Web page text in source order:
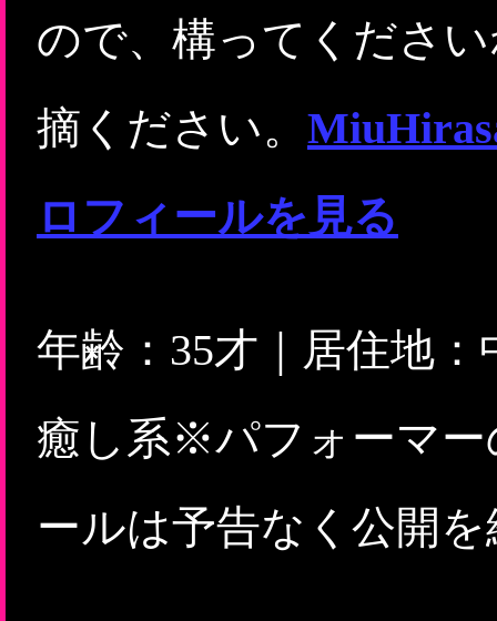
ので、構ってくださ
摘ください。
ロフィールを見る
年齢：35才｜居住地
癒し系※パフォーマー
ールは予告なく公開